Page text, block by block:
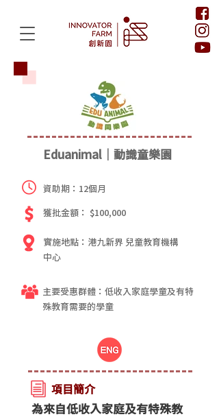
Eduanimal｜動識童樂園
資助期：12個月
獲批金額： $100,000
實施地點：港九新界 兒童教育機構
中心
主要受惠群體：低收入家庭學童及有特
殊教育需要的學童
項目簡介
為來自低收入家庭及有特殊教